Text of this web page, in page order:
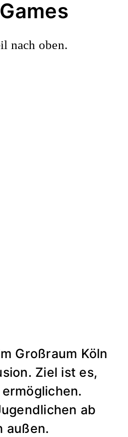
Großraum Köln
Ziel ist es,
ab
außen.